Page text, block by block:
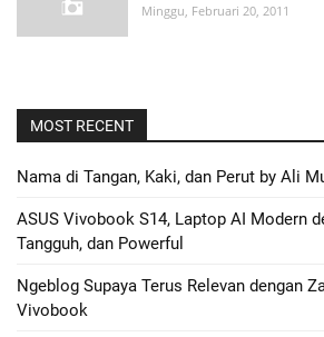
Minggu, Februari 20, 2011
MOST RECENT
Nama di Tangan, Kaki, dan Perut by Ali
ASUS Vivobook S14, Laptop AI Modern
Tangguh, dan Powerful
Ngeblog Supaya Terus Relevan dengan
Vivobook